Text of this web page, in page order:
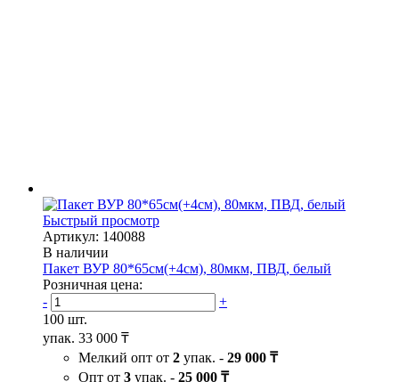
Быстрый просмотр
Артикул: 140088
В наличии
Пакет ВУР 80*65см(+4см), 80мкм, ПВД, белый
Розничная цена:
-
+
100 шт.
упак. 33 000 ₸
Мелкий опт от 2 упак. - 29 000 ₸
Опт от 3 упак. - 25 000 ₸